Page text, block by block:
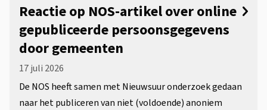
Reactie op NOS-artikel over online
gepubliceerde persoonsgegevens
door gemeenten
17 juli 2026
De NOS heeft samen met Nieuwsuur onderzoek gedaan
naar het publiceren van niet (voldoende) anoniem